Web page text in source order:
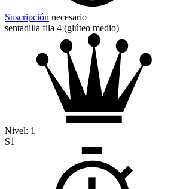
Suscripción necesario
sentadilla fila 4 (glúteo medio)
Nivel: 1
S1